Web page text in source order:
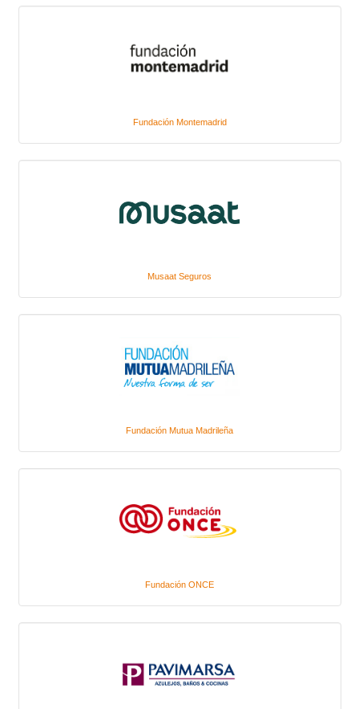
Fundación Montemadrid
Musaat Seguros
Fundación Mutua Madrileña
Fundación ONCE